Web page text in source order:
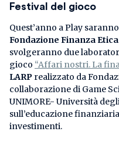
Festival del gioco
Quest’anno a Play
Fondazione Finanza Etica
svolgeranno due
gioco “Affari nostri. La
LARP realizzato da
collaborazione di Game
UNIMORE- Università
sull’educazione
investimenti.